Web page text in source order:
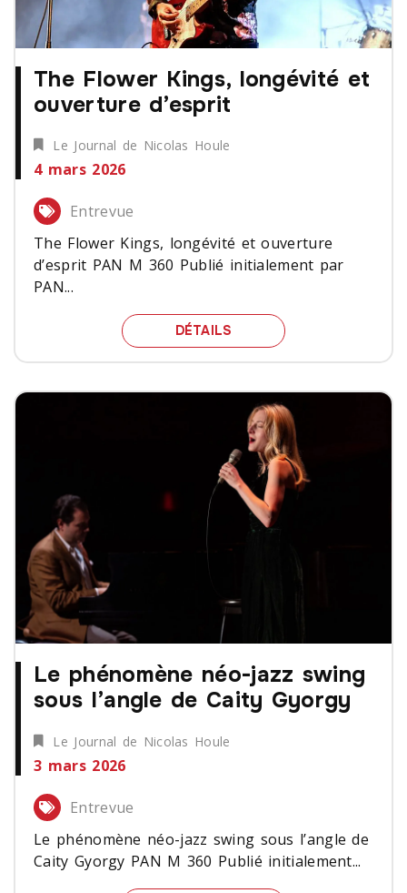
The Flower Kings, longévité et
ouverture d’esprit
Le Journal de Nicolas Houle
4 mars 2026
Entrevue
The Flower Kings, longévité et ouverture
d’esprit PAN M 360 Publié initialement par
PAN...
DÉTAILS THE FLOWER KINGS,
Le phénomène néo-jazz swing
sous l’angle de Caity Gyorgy
Le Journal de Nicolas Houle
3 mars 2026
Entrevue
Le phénomène néo-jazz swing sous l’angle de
Caity Gyorgy PAN M 360 Publié initialement...